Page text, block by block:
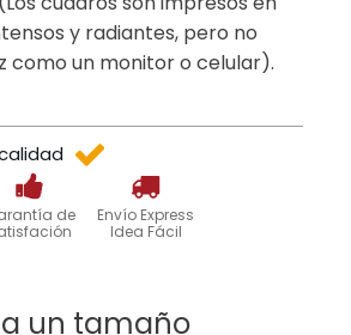
y radiantes, pero no
como un monitor o celular).
de
Envío Express
Idea Fácil
un tamaño